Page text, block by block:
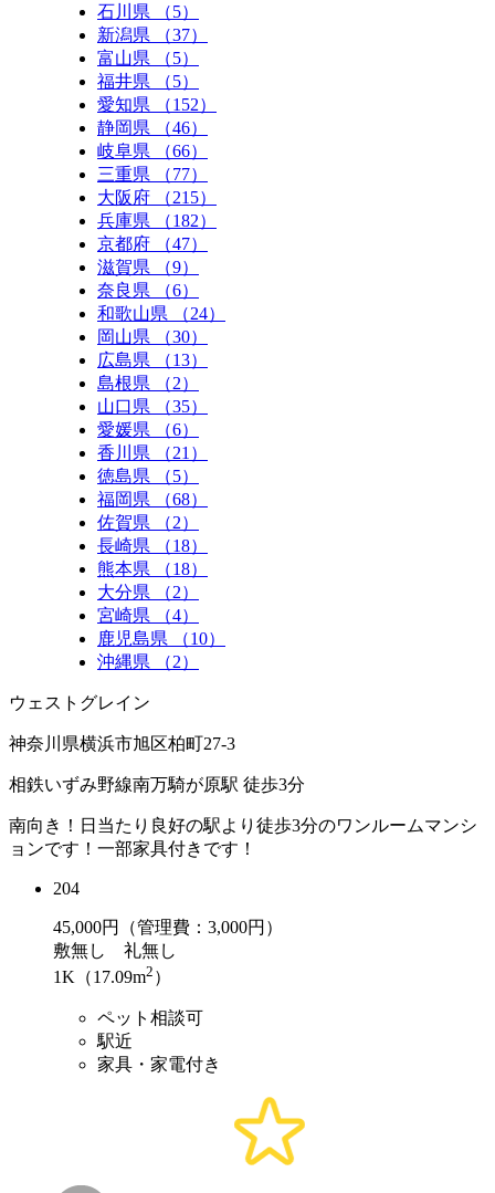
石川県 （5）
新潟県 （37）
富山県 （5）
福井県 （5）
愛知県 （152）
静岡県 （46）
岐阜県 （66）
三重県 （77）
大阪府 （215）
兵庫県 （182）
京都府 （47）
滋賀県 （9）
奈良県 （6）
和歌山県 （24）
岡山県 （30）
広島県 （13）
島根県 （2）
山口県 （35）
愛媛県 （6）
香川県 （21）
徳島県 （5）
福岡県 （68）
佐賀県 （2）
長崎県 （18）
熊本県 （18）
大分県 （2）
宮崎県 （4）
鹿児島県 （10）
沖縄県 （2）
ウェストグレイン
神奈川県横浜市旭区柏町27-3
相鉄いずみ野線南万騎が原駅 徒歩3分
南向き！日当たり良好の駅より徒歩3分のワンルームマンシ
ョンです！一部家具付きです！
204
45,000円（管理費：3,000円）
敷無し 礼無し
1K（17.09m2 ）
ペット相談可
駅近
家具・家電付き